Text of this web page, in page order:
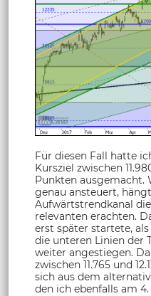
Für diesen Fall hatte
Kursziel zwischen
Punkten ausgemacht.
genau ansteuert,
Aufwärtstrendkanal
relevanten erachten.
erst später startete,
die unteren Linien der
weiter angestiegen.
zwischen 11.765 und
sich aus dem
den ich ebenfalls am